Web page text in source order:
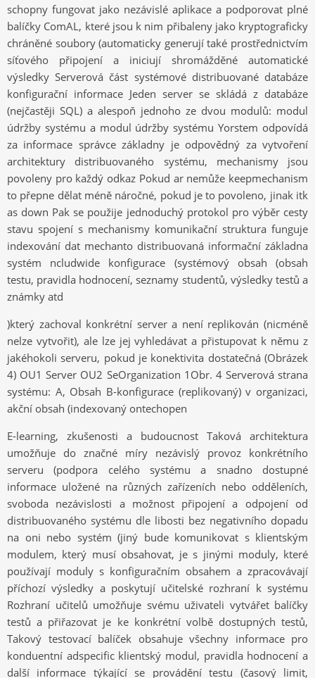
schopny fungovat jako nezávislé aplikace a podporovat plné
balíčky ComAL, které jsou k nim přibaleny jako kryptograficky
chráněné soubory (automaticky generují také prostřednictvím
síťového připojení a iniciují shromážděné automatické
výsledky Serverová část systémové distribuované databáze
konfigurační informace Jeden server se skládá z databáze
(nejčastěji SQL) a alespoň jednoho ze dvou modulů: modul
údržby systému a modul údržby systému Yorstem odpovídá
za informace správce základny je odpovědný za vytvoření
architektury distribuovaného systému, mechanismy jsou
povoleny pro každý odkaz Pokud ar nemůže keepmechanism
to přepne dělat méně náročné, pokud je to povoleno, jinak itk
as down Pak se použije jednoduchý protokol pro výběr cesty
stavu spojení s mechanismy komunikační struktura funguje
indexování dat mechanto distribuovaná informační základna
systém ncludwide konfigurace (systémový obsah (obsah
testu, pravidla hodnocení, seznamy studentů, výsledky testů a
známky atd
)který zachoval konkrétní server a není replikován (nicméně
nelze vytvořit), ale lze jej vyhledávat a přistupovat k němu z
jakéhokoli serveru, pokud je konektivita dostatečná (Obrázek
4) OU1 Server OU2 SeOrganization 1Obr. 4 Serverová strana
systému: A, Obsah B-konfigurace (replikovaný) v organizaci,
akční obsah (indexovaný ontechopen
E-learning, zkušenosti a budoucnost Taková architektura
umožňuje do značné míry nezávislý provoz konkrétního
serveru (podpora celého systému a snadno dostupné
informace uložené na různých zařízeních nebo odděleních,
svoboda nezávislosti a možnost připojení a odpojení od
distribuovaného systému dle libosti bez negativního dopadu
na oni nebo systém (jiný bude komunikovat s klientským
modulem, který musí obsahovat, je s jinými moduly, které
používají moduly s konfiguračním obsahem a zpracovávají
příchozí výsledky a poskytují učitelské rozhraní k systému
Rozhraní učitelů umožňuje svému uživateli vytvářet balíčky
testů a přiřazovat je ke konkrétní volbě dostupných testů,
Takový testovací balíček obsahuje všechny informace pro
konduentní adspecific klientský modul, pravidla hodnocení a
další informace týkající se provádění testu (časový limit,